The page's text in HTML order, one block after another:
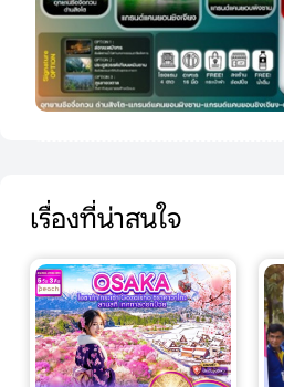
เรื่องที่น่าสนใจ